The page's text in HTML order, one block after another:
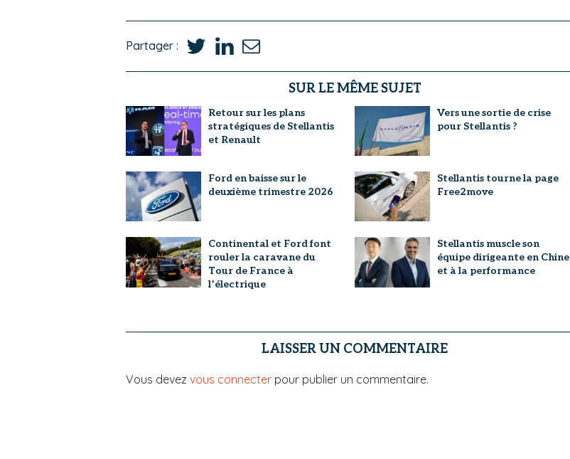
Partager :
SUR LE MÊME SUJET
Retour sur les plans
stratégiques de Stellantis
et Renault
Vers une sortie de crise
pour Stellantis ?
Ford en baisse sur le
deuxième trimestre 2026
Stellantis tourne la page
Free2move
Continental et Ford font
rouler la caravane du
Tour de France à
l’électrique
Stellantis muscle son
équipe dirigeante en Chine
et à la performance
LAISSER UN COMMENTAIRE
Vous devez vous connecter pour publier un commentaire.